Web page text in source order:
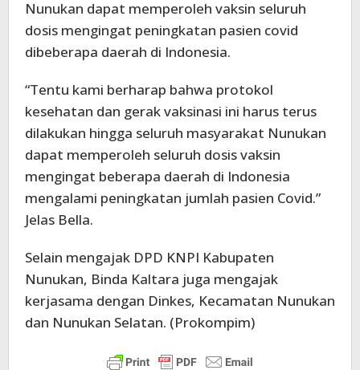
Nunukan dapat memperoleh vaksin seluruh
dosis mengingat peningkatan pasien covid
dibeberapa daerah di Indonesia.
“Tentu kami berharap bahwa protokol
kesehatan dan gerak vaksinasi ini harus terus
dilakukan hingga seluruh masyarakat Nunukan
dapat memperoleh seluruh dosis vaksin
mengingat beberapa daerah di Indonesia
mengalami peningkatan jumlah pasien Covid.”
Jelas Bella.
Selain mengajak DPD KNPI Kabupaten
Nunukan, Binda Kaltara juga mengajak
kerjasama dengan Dinkes, Kecamatan Nunukan
dan Nunukan Selatan. (Prokompim)